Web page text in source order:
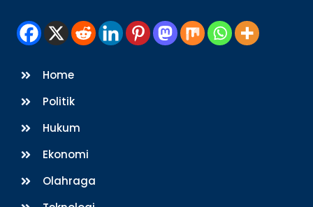
Home
Politik
Hukum
Ekonomi
Olahraga